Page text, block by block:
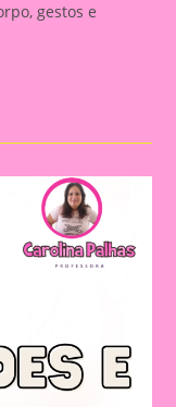
gestos e